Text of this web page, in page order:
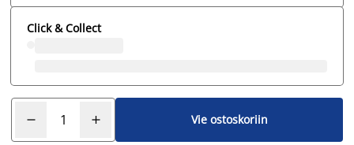
Click & Collect
Vie ostoskoriin